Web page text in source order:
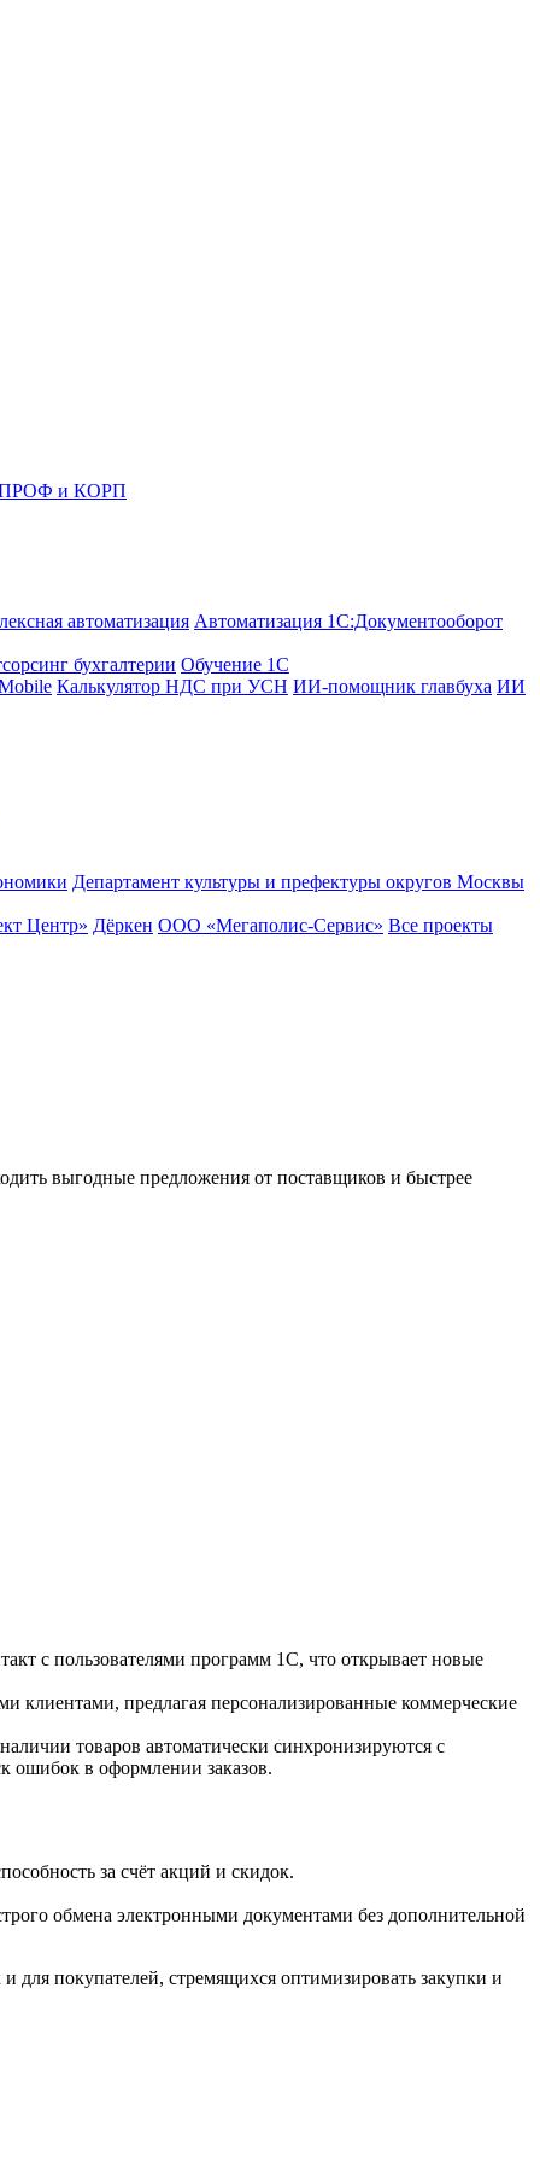
8 ПРОФ и КОРП
автоматизация Автоматизация 1С:Документооборот
бухгалтерии Обучение 1С
Калькулятор НДС при УСН ИИ-помощник главбуха ИИ
Департамент культуры и префектуры округов Москвы
Центр» Дёркен ООО «Мегаполис-Сервис» Все проекты
выгодные предложения от поставщиков и быстрее
с пользователями программ 1С, что открывает новые
клиентами, предлагая персонализированные коммерческие
товаров автоматически синхронизируются с
ошибок в оформлении заказов.
за счёт акций и скидок.
обмена электронными документами без дополнительной
для покупателей, стремящихся оптимизировать закупки и